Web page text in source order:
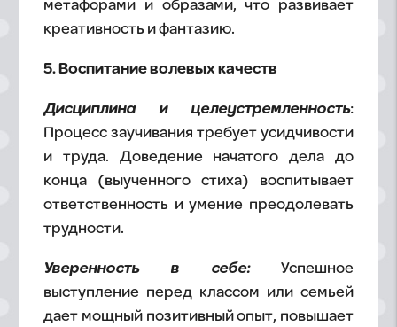
метафорами и образами, что развивает
креативность и фантазию.
5. Воспитание волевых качеств
Дисциплина и целеустремленность:
Процесс заучивания требует усидчивости
и труда. Доведение начатого дела до
конца (выученного стиха) воспитывает
ответственность и умение преодолевать
трудности.
Уверенность в себе:Успешное
выступление перед классом или семьей
дает мощный позитивный опыт, повышает